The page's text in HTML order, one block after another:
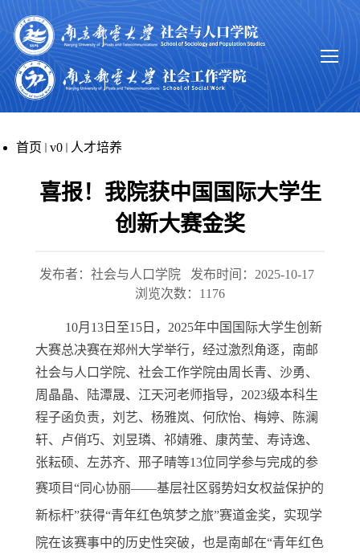
首页 v0 人才培养
喜报！我院获中国国际大学生
创新大赛金奖
发布者：社会与人口学院
发布时间：2025-10-17
浏览次数： 1176
10月13日至15日，2025年中国国际大学生创新
大赛总决赛在郑州大学举行，经过激烈角逐，南邮
社会与人口学院、社会工作学院由周长青、沙勇、
周晶晶、陆潭晟、江天河老师指导，2023级本科生
程子函负责，刘艺、杨雅岚、何欣怡、梅婷、陈澜
轩、卢俏巧、刘昱璘、祁婧雅、康芮莹、寿诗逸、
张耘硕、左苏齐、邢子晴等13位同学参与完成的参
赛项目“同心协丽——基层社区弱势妇女权益保护的
新标杆”获得“青年红色筑梦之旅”赛道金奖，实现学
院在该赛事中的历史性突破，也是南邮在“青年红色